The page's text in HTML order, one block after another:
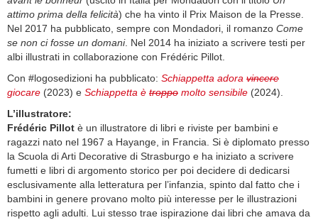
attimo prima della felicità) che ha vinto il Prix Maison de la Presse.
Nel 2017 ha pubblicato, sempre con Mondadori, il romanzo Come
se non ci fosse un domani. Nel 2014 ha iniziato a scrivere testi per
albi illustrati in collaborazione con Frédéric Pillot.
Con #logosedizioni ha pubblicato: Schiappetta adora vincere
giocare (2023) e Schiappetta è troppo molto sensibile (2024).
L’illustratore:
Frédéric Pillot è un illustratore di libri e riviste per bambini e
ragazzi nato nel 1967 a Hayange, in Francia. Si è diplomato presso
la Scuola di Arti Decorative di Strasburgo e ha iniziato a scrivere
fumetti e libri di argomento storico per poi decidere di dedicarsi
esclusivamente alla letteratura per l’infanzia, spinto dal fatto che i
bambini in genere provano molto più interesse per le illustrazioni
rispetto agli adulti. Lui stesso trae ispirazione dai libri che amava da